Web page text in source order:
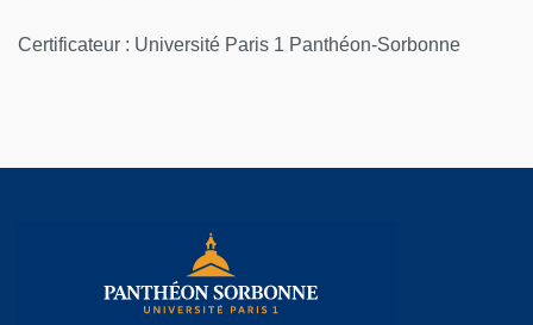
Certificateur : Université Paris 1 Panthéon-Sorbonne